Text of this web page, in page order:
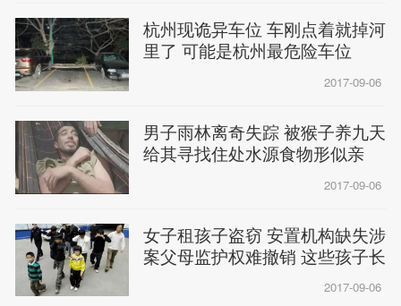
杭州现诡异车位 车刚点着就掉河
里了 可能是杭州最危险车位
2017-09-06
男子雨林离奇失踪 被猴子养九天
给其寻找住处水源食物形似亲
2017-09-06
女子租孩子盗窃 安置机构缺失涉
案父母监护权难撤销 这些孩子长
2017-09-06